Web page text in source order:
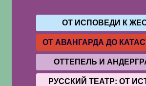
РУССКИЙ ТЕАТР: ОТ
ОТ АВАНГАРДА ДО
ОТТЕПЕЛЬ И
ОТ ИСПОВЕДИ К